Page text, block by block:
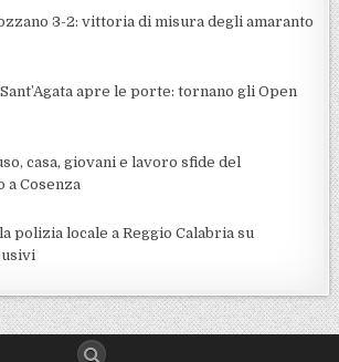
3-2: vittoria di misura degli amaranto
apre le porte: tornano gli Open
casa, giovani e lavoro sfide del
Cosenza
polizia locale a Reggio Calabria su